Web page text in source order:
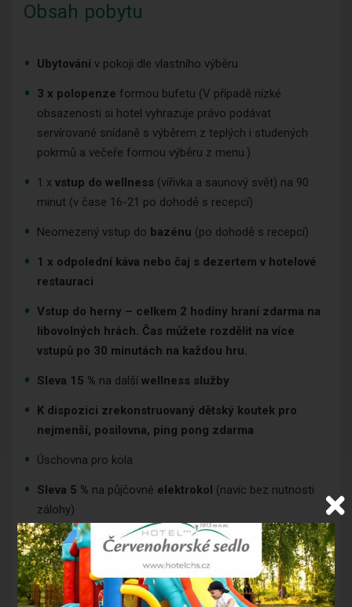
Obsah pobytu
Ubytování v pokoji dle vlastního výběru
3 x polopenze formou bufetu (V případě nízké
obsazenosti si hotel vyhrazuje právo podávat
servírované snídaně s výběrem z teplých i studených
pokrmů a večeře formou výběru z menu.)
1 x vstup do wellness (vířivka a saunový svět) na 90
minut (v čase 16-21 po dohodě s recepcí)
Neomezený vstup do bazénu (po dohodě s recepcí)
1 x odpolední káva nebo čaj s dezertem v hotelové
restauraci
Vstup do herny – celkem 2 hodiny hraní zdarma na
libovolných hrách. Čas můžete rozdělit na více
vstupů po 30 minutách na každou hru.
Sleva 15 % na další wellness služby
K dispozici zrekonstruovaný dětský koutek pro
nejmenší, posilovna, ping pong zdarma
Úschovna pro kola
Sleva 5 % na půjčovné elektrokol (navíc bez nutnosti
zálohy)
Parkování přímo u hotelu zdarma
BezplatnéWi-Fi připojeník internetu v celém hotelu
Možnost prodloužení pobytu se slevou 10 % z ceny